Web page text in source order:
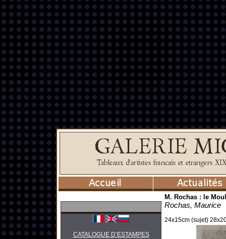
CATALOGUE D’ESTAMPES
M. Rochas : le
Rochas, Maurice
24x15cm (sujet)